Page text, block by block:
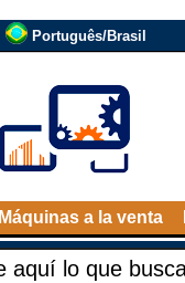
Português/Brasil
Máquinas a la venta